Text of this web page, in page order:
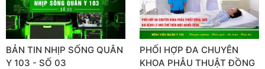
BẢN TIN NHỊP SỐNG QUÂN
Y 103 - SỐ 03
PHỐI HỢP ĐA CHUYÊN
KHOA PHẪU THUẬT ĐỒNG